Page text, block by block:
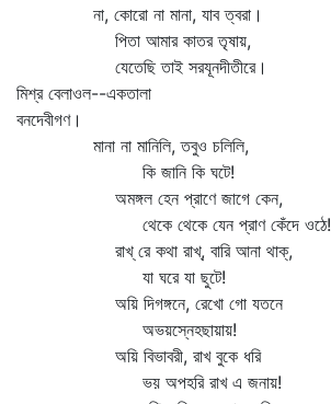
না, কোরো না মানা, যাব ত্বরা।
পিতা আমার কাতর তৃষায়,
যেতেছি তাই সরযূনদীতীরে।
মিশ্র বেলাওল--একতালা
বনদেবীগণ।
মানা না মানিলি, তবুও চলিলি,
কি জানি কি ঘটে!
অমঙ্গল হেন প্রাণে জাগে কেন,
থেকে থেকে যেন প্রাণ কেঁদে ওঠে!
রাখ্‌ রে কথা রাখ্‌, বারি আনা থাক্‌,
যা ঘরে যা ছুটে!
অয়ি দিগঙ্গনে, রেখো গো যতনে
অভয়স্নেহছায়ায়!
অয়ি বিভাবরী, রাখ বুকে ধরি
ভয় অপহরি রাখ এ জনায়!